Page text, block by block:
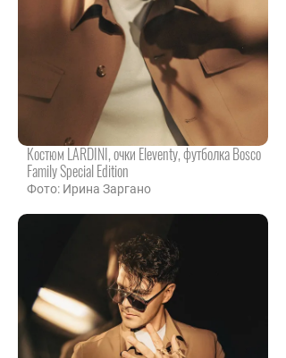
Костюм LARDINI, очки Eleventy, футболка Bosco
Family Special Edition
Фото: Ирина Заргано